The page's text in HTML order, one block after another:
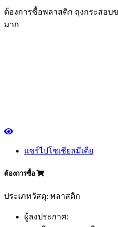
ต้องการซื้อพลาสติก ถุงกระสอบ
มาก
แชร์ไปโซเชียลมีเดีย
ต้องการซื้อ
ประเภทวัสดุ: พลาสติก
ผู้ลงประกาศ: